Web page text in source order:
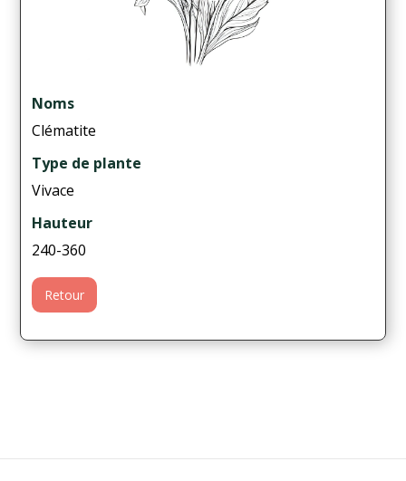
Noms
Clématite
Type de plante
Vivace
Hauteur
240-360
Retour